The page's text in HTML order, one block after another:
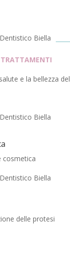
TRATTAMENTI
e la bellezza
cosmetica
delle protesi